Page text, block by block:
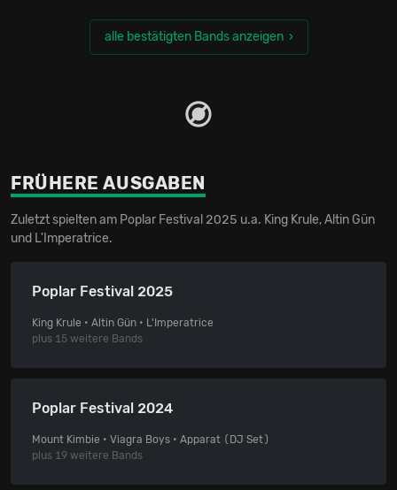
alle bestätigten Bands anzeigen
FRÜHERE AUSGABEN
Zuletzt spielten am Poplar Festival 2025 u.a. King Krule, Altin Gün
und L'Imperatrice.
Poplar Festival 2025
King Krule • Altin Gün • L'Imperatrice
plus 15 weitere Bands
Poplar Festival 2024
Mount Kimbie • Viagra Boys • Apparat (DJ Set)
plus 19 weitere Bands